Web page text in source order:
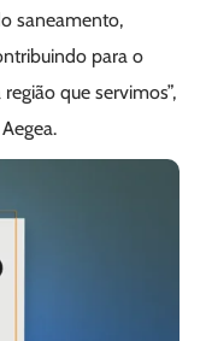
saneamento,
para o
que servimos”,